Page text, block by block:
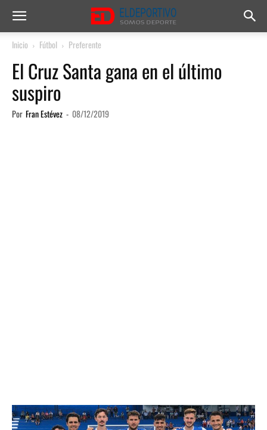
Inicio Fútbol Preferente
El Cruz Santa gana en el último
suspiro
Por Fran Estévez - 08/12/2019